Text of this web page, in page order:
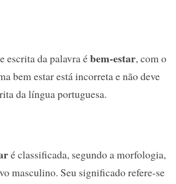
escrita da palavra ébem-estar, com o
bem estar está incorreta e não deve
da língua portuguesa.
é classificada, segundo a morfologia,
masculino. Seu significado refere-se